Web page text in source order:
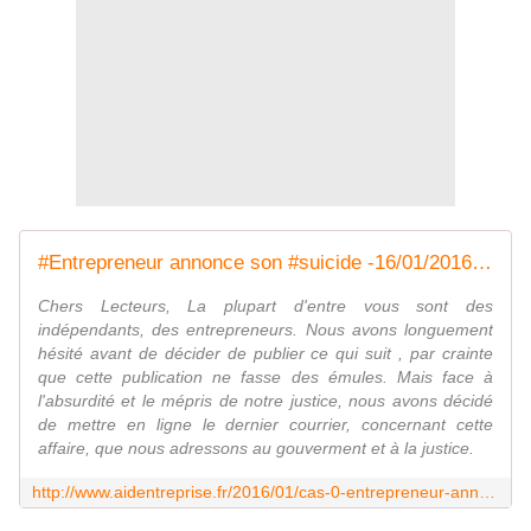
#Entrepreneur annonce son #suicide -16/01/2016 - Association Aide Entreprise
Chers Lecteurs, La plupart d'entre vous sont des
indépendants, des entrepreneurs. Nous avons longuement
hésité avant de décider de publier ce qui suit , par crainte
que cette publication ne fasse des émules. Mais face à
l'absurdité et le mépris de notre justice, nous avons décidé
de mettre en ligne le dernier courrier, concernant cette
affaire, que nous adressons au gouverment et à la justice.